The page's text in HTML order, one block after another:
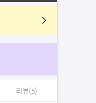
리뷰(5)